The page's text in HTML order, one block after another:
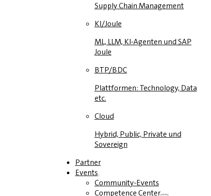
Supply Chain Management
KI/Joule
ML, LLM, KI-Agenten und SAP
Joule
BTP/BDC
Plattformen: Technology, Data
etc.
Cloud
Hybrid, Public, Private und
Sovereign
Partner
Events
Community-Events
Competence Center